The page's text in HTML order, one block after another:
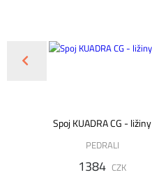
Spoj KUADRA CG - ližiny
PEDRALI
1384 CZK